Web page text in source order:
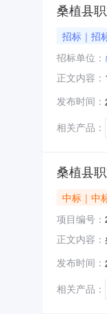
桑植县
招标｜招
招标单位：
正文内容：
发布时间：
相关产品：
桑植县
中标｜中
项目编号：
正文内容：
发布时间：
相关产品：